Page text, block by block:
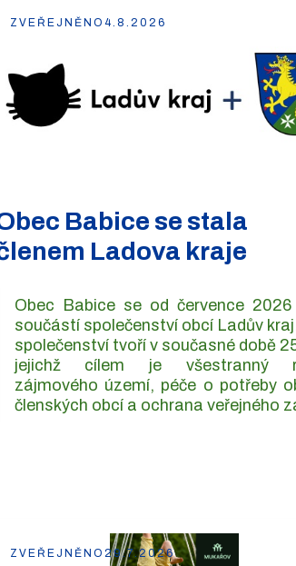
Babice se stala
Ladova kraje
Obec Babice se od července
součástí společenství obcí Ladův
společenství tvoří v současné době
jejichž cílem je všestranný
zájmového území, péče o potřeby
členských obcí a ochrana veřejného
ZVEŘEJNĚNO 4.8.2026
ZVEŘEJNĚNO 29.7.2026